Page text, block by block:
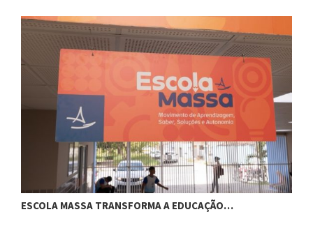
ESCOLA MASSA TRANSFORMA A EDUCAÇÃO…